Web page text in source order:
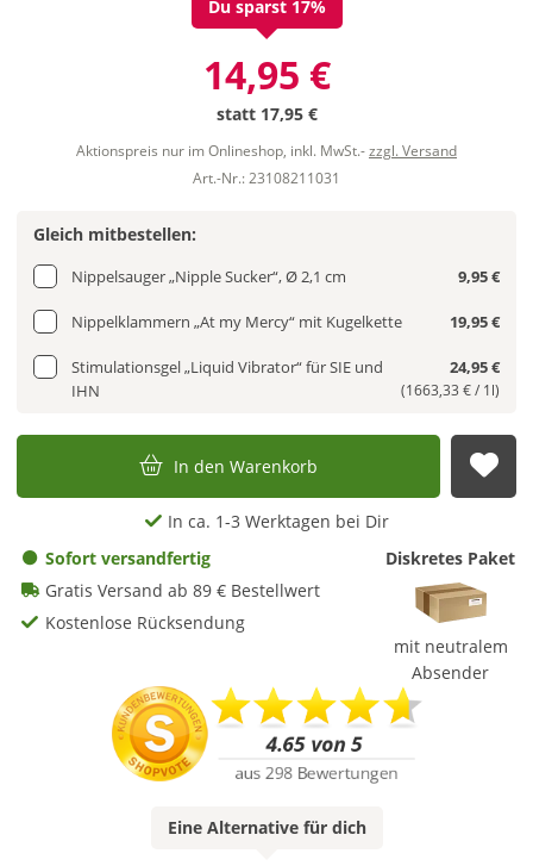
Du sparst 17%
14,95 €
statt 17,95 €
Aktionspreis nur im Onlineshop, inkl. MwSt.-zzgl. Versand
Art.-Nr.: 23108211031
Gleich mitbestellen:
Nippelsauger „Nipple Sucker“, Ø 2,1 cm 9,95 €
Nippelklammern „At my Mercy“ mit Kugelkette 19,95 €
Stimulationsgel „Liquid Vibrator“ für SIE und
IHN
24,95 €
(1663,33 € / 1l)
In den Warenkorb
In ca. 1-3 Werktagen bei Dir
Sofort versandfertig
Gratis Versand ab 89 € Bestellwert
Kostenlose Rücksendung
Diskretes Paket
mit neutralem
Absender
Eine Alternativefür dich